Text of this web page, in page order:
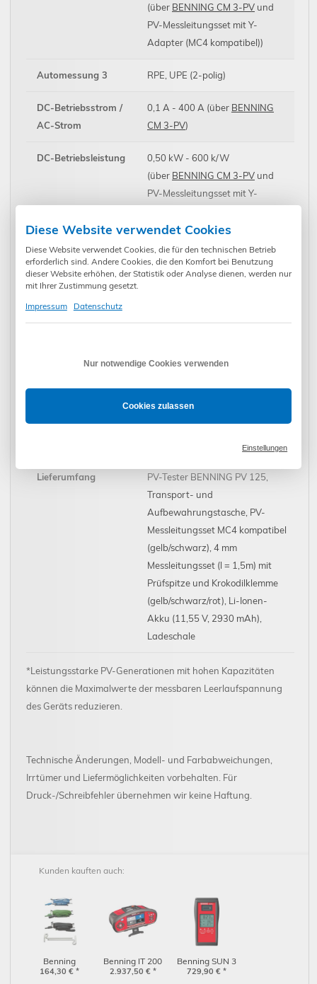
(über BENNING CM 3-PV und
PV-Messleitungsset mit Y-
Adapter (MC4 kompatibel))
Automessung 3 RPE, UPE (2-polig)
DC-Betriebsstrom /
AC-Strom
0,1 A - 400 A (über BENNING
CM 3-PV)
DC-Betriebsleistung
0,50 kW - 600 k/W
(über BENNING CM 3-PV und
PV-Messleitungsset mit Y-
BENNING SUN 3)
Umgebungstemperatur
Abmessungen /
ca. 265 x 115 x 78 mm / 1 kg
Lieferumfang
PV-Tester BENNING PV 125,
Transport- und
Aufbewahrungstasche, PV-
Messleitungsset MC4 kompatibel
(gelb/schwarz), 4 mm
Messleitungsset (l = 1,5m) mit
Prüfspitze und Krokodilklemme
(gelb/schwarz/rot), Li-Ionen-
Akku (11,55 V, 2930 mAh),
Ladeschale
*Leistungsstarke PV-Generationen mit hohen Kapazitäten
können die Maximalwerte der messbaren Leerlaufspannung
des Geräts reduzieren.
Technische Änderungen, Modell- und Farbabweichungen,
Irrtümer und Liefermöglichkeiten vorbehalten. Für
Druck-/Schreibfehler übernehmen wir keine Haftung.
Kunden kauften auch:
Benning
Erdungsset
164,30 € *
Benning IT 200
(044106)
2.937,50 € *
Benning SUN 3
(11001143)
729,90 € *
Diese Website verwendet Cookies
Diese Website verwendet Cookies, die für den technischen Betrieb
erforderlich sind. Andere Cookies, die den Komfort bei Benutzung
dieser Website erhöhen, der Statistik oder Analyse dienen, werden nur
mit Ihrer Zustimmung gesetzt.
Impressum
Datenschutz
Nur notwendige Cookies verwenden
Cookies zulassen
Einstellungen